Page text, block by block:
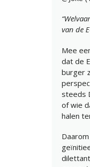
van de
Mee
dat de
burger
steeds
of wie
halen